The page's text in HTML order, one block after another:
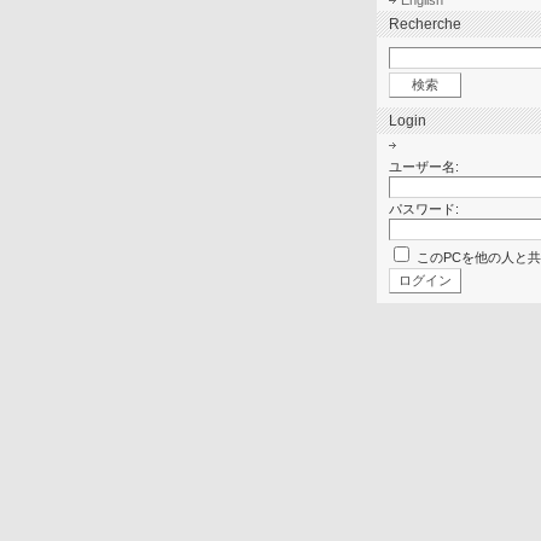
Recherche
Login
ユーザー名:
パスワード:
このPCを他の人と